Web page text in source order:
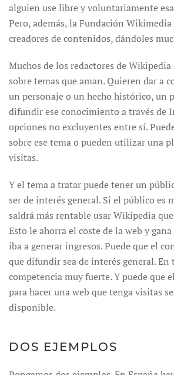
alguien use libre y voluntariamente
Pero, además, la Fundación
creadores de contenidos, dándoles
Muchos de los redactores de
sobre temas que aman. Quieren dar a
un personaje o un hecho histórico, un
difundir ese conocimiento a través de
opciones no excluyentes entre sí.
sobre ese tema o pueden utilizar una
visitas.
Y el tema a tratar puede tener un
ser de interés general. Si el público es
saldrá más rentable usar Wikipedia
Esto le ahorra el coste de la web y
iba a generar ingresos. Puede que el
que difundir sea de interés general. En
competencia muy fuerte. Y puede que
para hacer una web que tenga visitas
disponible.
DOS EJEMPLOS